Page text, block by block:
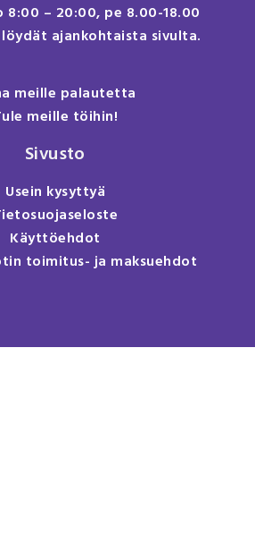
– 20:00, pe 8.00-18.00
ajankohtaista sivulta.
meille palautetta
meille töihin!
Sivusto
Usein kysyttyä
Käyttöehdot
toimitus- ja maksuehdot